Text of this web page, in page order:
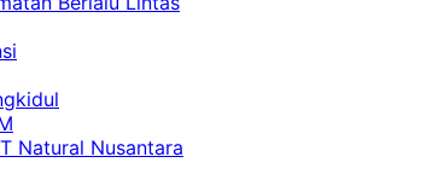
Natural Nusantara